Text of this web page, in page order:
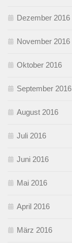
Dezember 2016
November 2016
Oktober 2016
September 2016
August 2016
Juli 2016
Juni 2016
Mai 2016
April 2016
März 2016